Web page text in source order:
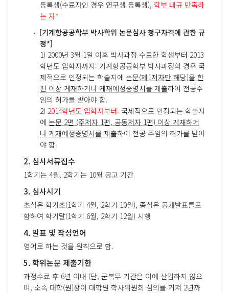
등록생(수료자인 경우 연구생 등록생), 학부 내규 만족하
는 자*
[기계항공공학부 박사학위 논문심사 청구자격에 관한 규
정*]
1) 2000년 3월 1일 이후 박사과정 수료한 학생부터 2013
학년도 입학자까지: 기계항공공학부 박사과정의 경우 국
제적으로 인정되는 학술지에 논문(제1저자만 해당)을 한
편 이상 게재하거나 게재예정증명서를 제출하여 전공주
임의 허가를 받아야 함.
2) 2014학년도 입학자부터: 국제적으로 인정되는 학술지
에 논문 2편 (주저자 1편, 공동저자 1편) 이상 게재하거
나 게재예정증명서를 제출하여 전공 주임의 허가를 받아
야 함.
2. 심사서류접수
1학기는 4월, 2학기는 10월 공고 기간
3. 심사시기
초심은 학기초(1학기 4월, 2학기 10월), 종심은 공개발표를포
함하여 학기말(1학기 6월, 2학기 12월) 시행
4. 발표 및 작성언어
영어로 하는 것을 원칙으로 함.
5. 학위논문 제출기한
과정수료 후 6년 이내 (단, 군복무 기간은 이에 산입하지 않으
며, 소속 대학(원)장이 대학원 학사위원회 심의를 거쳐 2년까